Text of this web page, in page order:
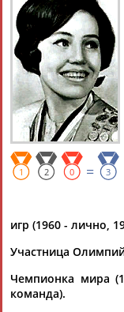
Аслаудин
АБАЕВ
Елена
Дмитрий
АББАТЕ-
БУЛАТОВА
1 2 0 = 3
игр (1960 - лично,
Участница
Чемпионка мира
команда).